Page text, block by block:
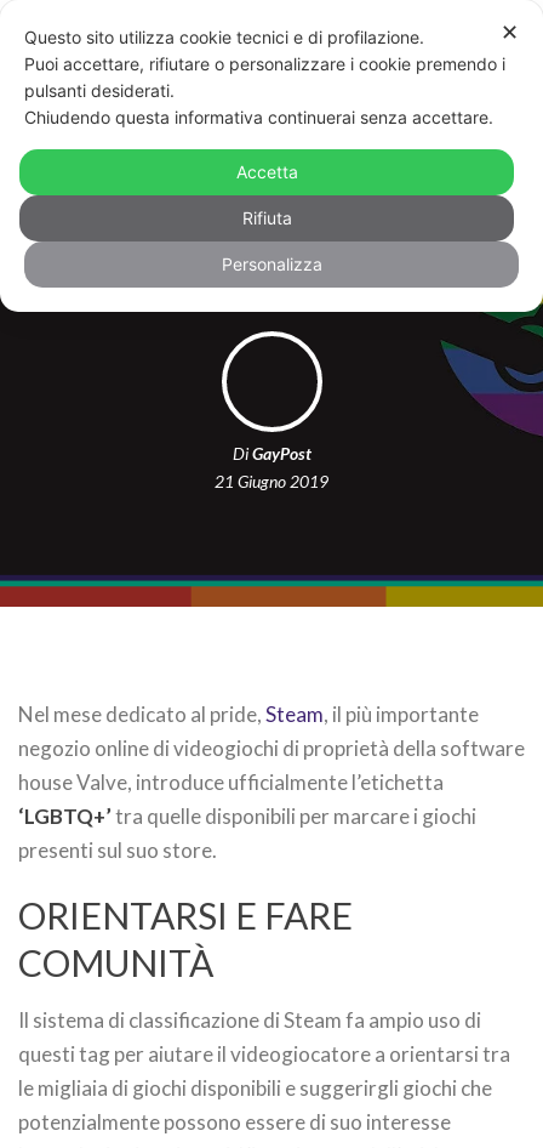
Steam diventa il primo gamestore
online che introduce l’etichetta
LGBTQ+
DiGayPost
21 Giugno 2019
Nel mese dedicato al pride,Steam, il più importante
negozio online di videogiochi di proprietà della software
house Valve, introduce ufficialmente l’etichetta
‘LGBTQ+’tra quelle disponibili per marcare i giochi
presenti sul suo store.
ORIENTARSI E FARE
COMUNITÀ
Il sistema di classificazione di Steam fa ampio uso di
questi tag per aiutare il videogiocatore a orientarsi tra
le migliaia di giochi disponibili e suggerirgli giochi che
potenzialmente possono essere di suo interesse
✕
Questo sito utilizza cookie tecnici e di profilazione.
Puoi accettare, rifiutare o personalizzare i cookie premendo i
pulsanti desiderati.
Chiudendo questa informativa continuerai senza accettare.
Accetta
Rifiuta
Personalizza